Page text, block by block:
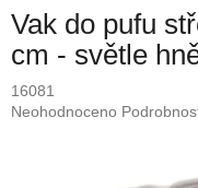
Vak do pufu
cm - světle
16081
Průměrné
Neohodnoceno